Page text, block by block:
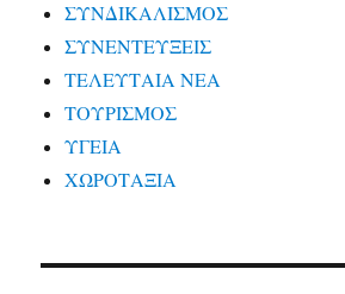
ΣΥΝΔΙΚΑΛΙΣΜΟΣ
ΣΥΝΕΝΤΕΥΞΕΙΣ
ΤΕΛΕΥΤΑΙΑ ΝΕΑ
ΤΟΥΡΙΣΜΟΣ
ΥΓΕΙΑ
ΧΩΡΟΤΑΞΙΑ